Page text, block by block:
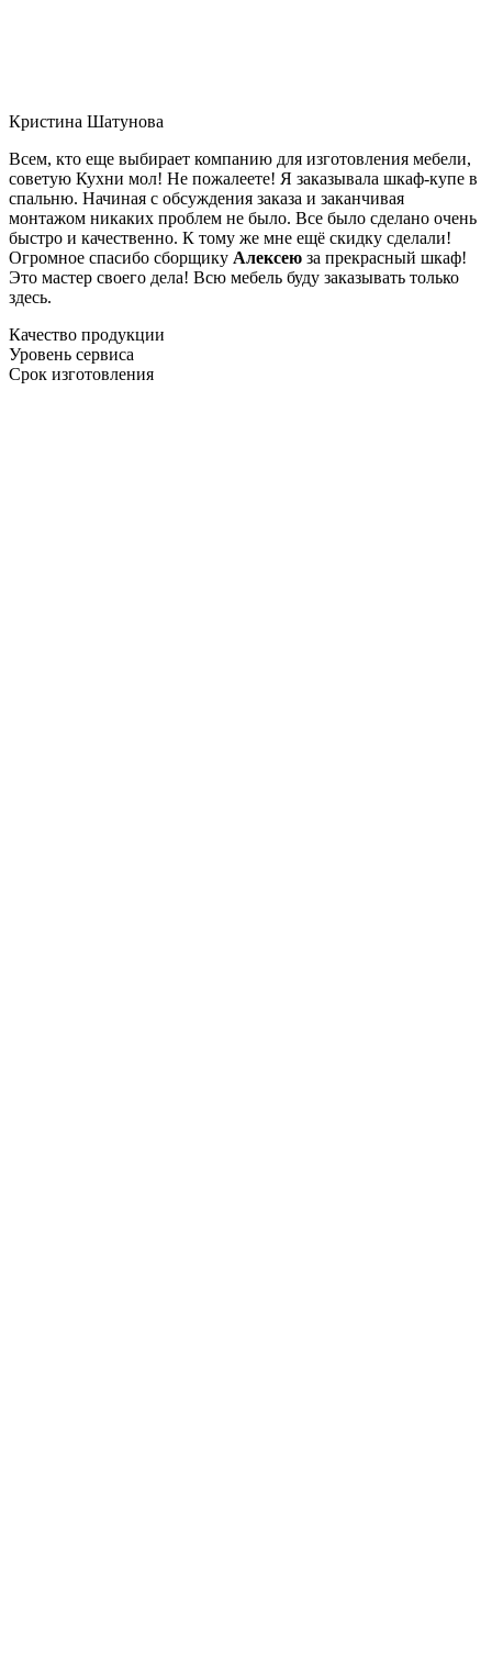
Кристина Шатунова
Всем, кто еще выбирает компанию для изготовления мебели,
советую Кухни мол! Не пожалеете! Я заказывала шкаф-купе в
спальню. Начиная с обсуждения заказа и заканчивая
монтажом никаких проблем не было. Все было сделано очень
быстро и качественно. К тому же мне ещё скидку сделали!
Огромное спасибо сборщику Алексею за прекрасный шкаф!
Это мастер своего дела! Всю мебель буду заказывать только
здесь.
Качество продукции
Уровень сервиса
Срок изготовления